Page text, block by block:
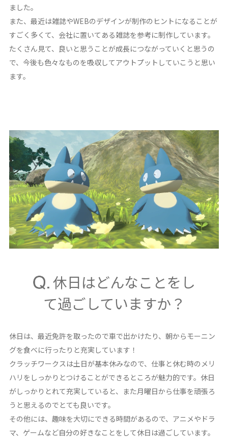
ました。
また、最近は雑誌やWEBのデザインが制作のヒントになることが
すごく多くて、会社に置いてある雑誌を参考に制作しています。
たくさん見て、良いと思うことが成長につながっていくと思うの
で、今後も色々なものを吸収してアウトプットしていこうと思い
ます。
休日はどんなことをし
て過ごしていますか？
休日は、最近免許を取ったので車で出かけたり、朝からモーニン
グを食べに行ったりと充実しています！
クラッチワークスは土日が基本休みなので、仕事と休む時のメリ
ハリをしっかりとつけることができるところが魅力的です。休日
がしっかりとれて充実していると、また月曜日から仕事を頑張ろ
うと思えるのでとても良いです。
その他には、趣味を大切にできる時間があるので、アニメやドラ
マ、ゲームなど自分の好きなことをして休日は過ごしています。